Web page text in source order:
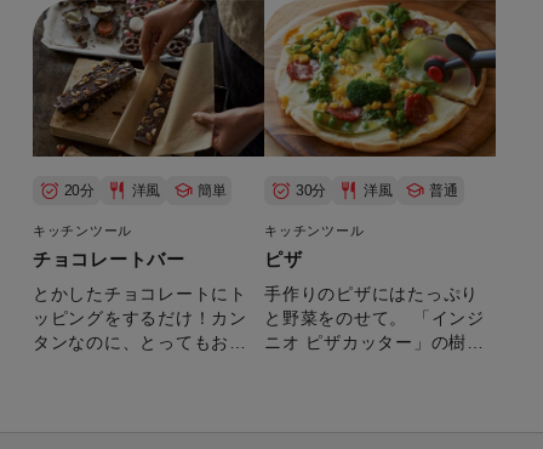
に作りましょう。お肉が詰
まってボリュームも満点で
す。
20分 洋風 簡単
キッチンツール
チョコレートバー
とかしたチョコレートにト
ッピングをするだけ！カン
タンなのに、とってもおし
30分 洋風 普通
キッチンツール
ピザ
手作りのピザにはたっぷり
と野菜をのせて。 「インジ
ニオ ピザカッター」の樹脂